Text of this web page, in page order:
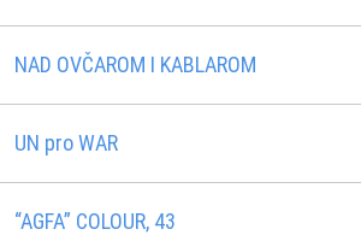
NAD OVČAROM I KABLAROM
UN pro WAR
“AGFA” COLOUR, 43